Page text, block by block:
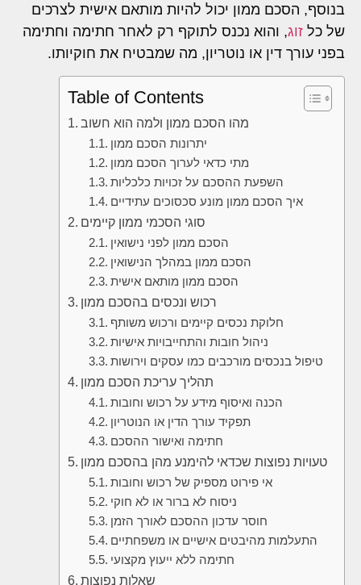
בנוסף, הסכם ממון יכול להיות מותאם אישית לצרכים
של כל זוג, והוא נכנס לתוקף רק לאחר חתימה וחתימה
בפני עורך דין או נוטריון, מה שמבטיח את חוקיותו.
Table of Contents
מהו הסכם ממון ולמה הוא חשוב
יתרונות הסכם ממון
מתי כדאי לערוך הסכם ממון
השפעת ההסכם על זכויות כלכליות
איך הסכם ממון מונע סכסוכים עתידיים
סוגי הסכמי ממון קיימים
הסכם ממון לפני נישואין
הסכם ממון במהלך הנישואין
הסכם ממון מותאם אישית
רכוש ונכסים בהסכם ממון
חלוקת נכסים קיימים ורכוש משותף
ניהול חובות והתחייבויות אישיות
טיפול בנכסים מורכבים כמו עסקים וירושות
תהליך עריכת הסכם ממון
הכנה ואיסוף מידע על רכוש וחובות
תפקיד עורך הדין או הנוטריון
חתימה ואישור ההסכם
טעויות נפוצות שכדאי להימנע מהן בהסכם ממון
אי פירוט מספיק של רכוש וחובות
ניסוח לא ברור או לא חוקי
חוסר עדכון ההסכם לאורך הזמן
התעלמות מהיבטים אישיים או משפחתיים
חתימה ללא ייעוץ מקצועי